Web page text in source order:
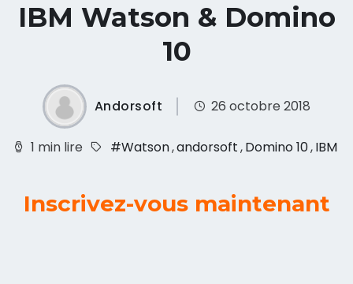
IBM Watson & Domino
10
Andorsoft 26 octobre 2018
1 min lire #Watson,andorsoft,Domino 10,IBM
Inscrivez-vous maintenant